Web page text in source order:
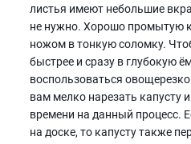
листья имеют небольшие
не нужно. Хорошо промытую
ножом в тонкую соломку.
быстрее и сразу в глубокую
воспользоваться
вам мелко нарезать капусту
времени на данный процесс.
на доске, то капусту также